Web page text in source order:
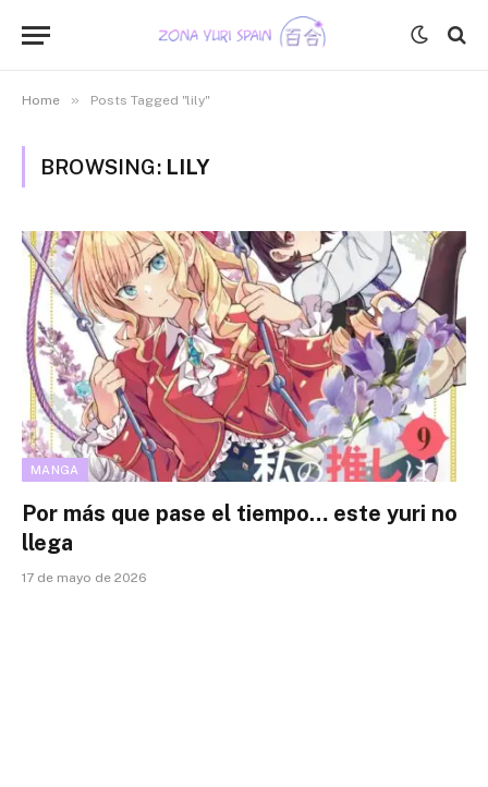
Home » Posts Tagged "lily"
BROWSING: LILY
MANGA
Por más que pase el tiempo… este yuri no
llega
17 de mayo de 2026